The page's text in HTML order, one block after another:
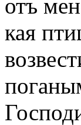
отъ
кая